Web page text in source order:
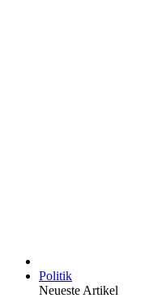
Politik
Neueste Artikel